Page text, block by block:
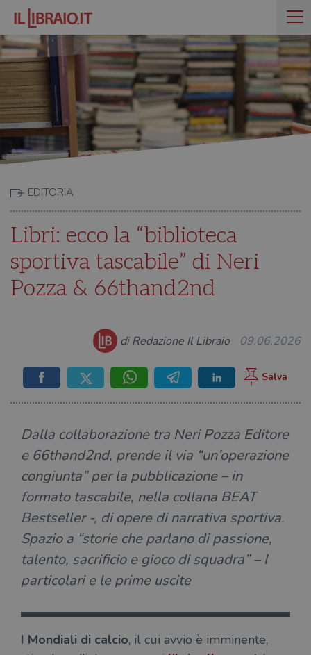
EDITORIA
Libri: ecco la “biblioteca
sportiva tascabile” di Neri
Pozza & 66thand2nd
di Redazione Il Libraio 09.06.2026
Dalla collaborazione tra Neri Pozza Editore
e 66thand2nd, prende il via “un’operazione
congiunta” per la pubblicazione – in
formato tascabile, nella collana BEAT
Bestseller -, di opere di narrativa sportiva.
Spazio a “storie che parlano di passione,
talento, sacrificio e gioco di squadra” – I
particolari e le prime uscite
I Mondiali di calcio, il cui avvio è imminente,